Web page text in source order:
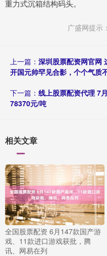
重力式沉箱结构码头。
广盛网提示
上一篇： 深圳股票配资网官网
开国元帅罕见合影，个个气质
下一篇： 线上股票配资代理 7
78370元/吨
相关文章
全国股票配资 6月147款国产游
戏、11款进口游戏获批，腾
讯、网易在列